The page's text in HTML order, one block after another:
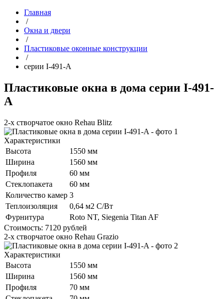
Главная
/
Окна и двери
/
Пластиковые оконные конструкции
/
серии I-491-A
Пластиковые окна в дома серии I-491-
A
2-х створчатое окно Rehau Blitz
Характеристики
Высота
1550 мм
Ширина
1560 мм
Профиля
60 мм
Стеклопакета
60 мм
Количество камер 3
Теплоизоляция
0,64 м2 С/Вт
Фурнитура
Roto NT, Siegenia Titan AF
Стоимость: 7120 рублей
2-х створчатое окно Rehau Grazio
Характеристики
Высота
1550 мм
Ширина
1560 мм
Профиля
70 мм